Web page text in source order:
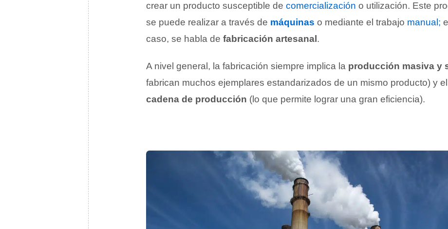
crear un producto susceptible de comercialización o utilización. Este
se puede realizar a través de máquinas o mediante el trabajo manual;
caso, se habla de fabricación artesanal .
A nivel general, la fabricación siempre implica la producción masiva y
fabrican muchos ejemplares estandarizados de un mismo producto) y
cadena de producción (lo que permite lograr una gran eficiencia).